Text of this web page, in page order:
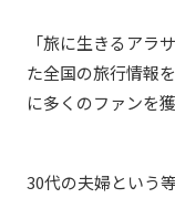
「旅に生きるアラ
た全国の旅行情報
に多くのファンを
30代の夫婦という